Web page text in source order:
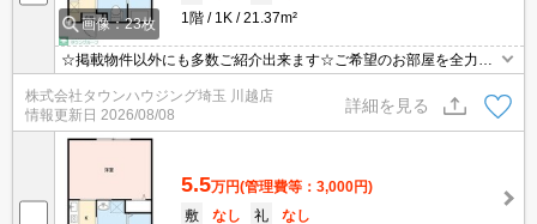
画像：23枚
1階
1K 21.37m²
☆掲載物件以外にも多数ご紹介出来ます☆ご希望のお部屋を全力で
お探しさせて頂きます♪
株式会社タウンハウジング埼玉 川越店
情報更新日 2026/08/08
詳細を見る
5.5万円(管理費等：3,000円)
敷
なし 礼
なし